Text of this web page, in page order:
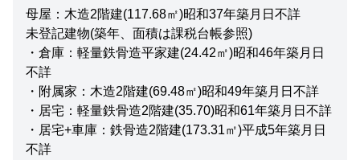
母屋：木造2階建(117.68㎡)昭和37年築月日不詳
未登記建物(築年、面積は課税台帳参照)
・倉庫：軽量鉄骨造平家建(24.42㎡)昭和46年築月日
不詳
・附属家：木造2階建(69.48㎡)昭和49年築月日不詳
・居宅：軽量鉄骨造2階建(35.70)昭和61年築月日不詳
・居宅+車庫：鉄骨造2階建(173.31㎡)平成5年築月日
不詳